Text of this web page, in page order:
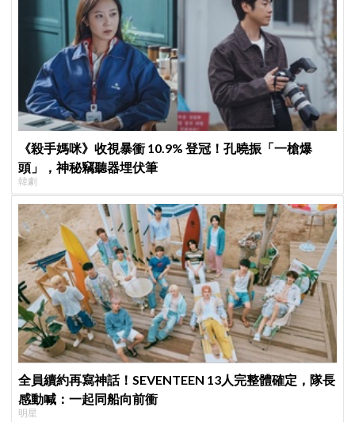
《殺手媽咪》收視暴衝 10.9% 登冠！孔曉振「一槍爆
頭」，神秘竊聽器埋伏筆
韓劇
全員續約再寫神話！SEVENTEEN 13人完整體確定，隊長
感動喊：一起同船向前衝
明星